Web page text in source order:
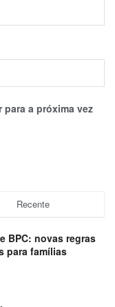
a próxima vez
Recente
BPC: novas regras
para famílias